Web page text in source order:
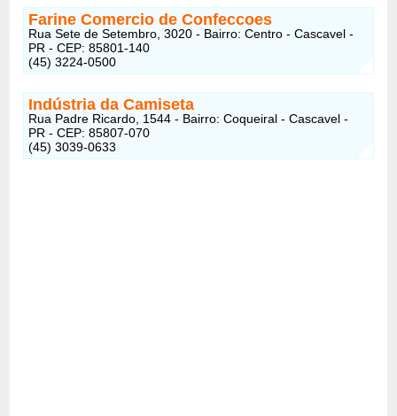
Farine Comercio de Confeccoes
Rua Sete de Setembro, 3020 - Bairro: Centro - Cascavel -
PR - CEP: 85801-140
(45) 3224-0500
Indústria da Camiseta
Rua Padre Ricardo, 1544 - Bairro: Coqueiral - Cascavel -
PR - CEP: 85807-070
(45) 3039-0633